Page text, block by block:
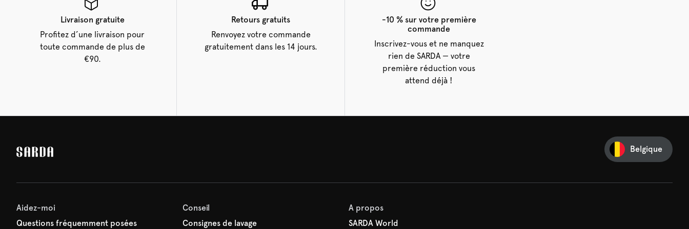
Livraison gratuite
Profitez d’une livraison pour
toute commande de plus de
€90.
Retours gratuits
Renvoyez votre commande
gratuitement dans les 14 jours.
-10 % sur votre première
commande
Inscrivez-vous et ne manquez
rien de SARDA — votre
première réduction vous
attend déjà !
Belgique
Aidez-moi
Questions fréquemment posées
Conseil
Consignes de lavage
A propos
SARDA World